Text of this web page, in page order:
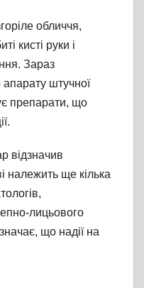
обличчя,
кисті руки і
Зараз
апарату штучної
препарати, що
відзначив
належить ще кілька
лицьового
що надії на